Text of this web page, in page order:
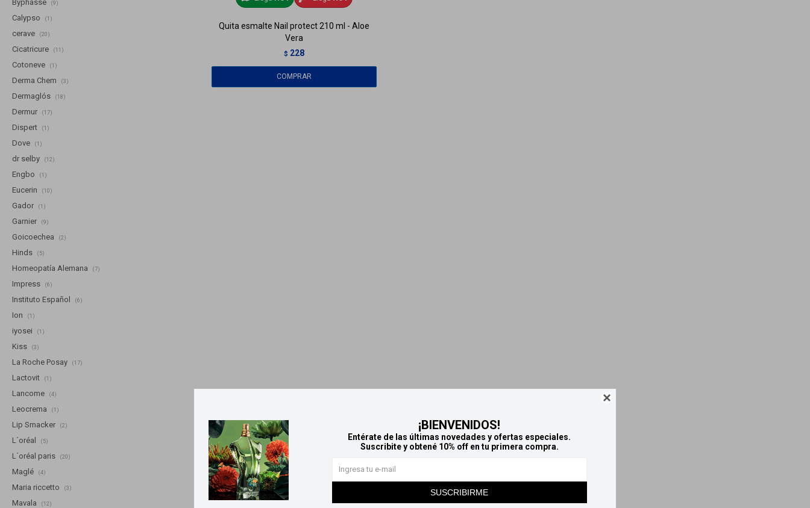

¡BIENVENIDOS!
Entérate de las últimas novedades y ofertas especiales.
Suscribite y obtené 10% off en tu primera compra.
SUSCRIBIRME
Quita esmalte Nail protect 210 ml - Aloe
Vera
$ 228
Byphasse (9)
Calypso (1)
cerave (20)
Cicatricure (11)
Cotoneve (1)
Derma Chem (3)
Dermaglós (18)
Dermur (17)
Dispert (1)
Dove (1)
dr selby (12)
Engbo (1)
Eucerin (10)
Gador (1)
Garnier (9)
Goicoechea (2)
Hinds (5)
Homeopatía Alemana (7)
Impress (6)
Instituto Español (6)
Ion (1)
iyosei (1)
Kiss (3)
La Roche Posay (17)
Lactovit (1)
Lancome (4)
Leocrema (1)
Lip Smacker (2)
L´oréal (5)
L´oréal paris (20)
Maglé (4)
Maria riccetto (3)
Mavala (12)